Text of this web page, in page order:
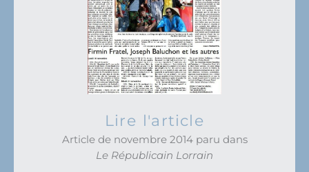
Lire l'article
Article de novembre 2014 paru dans
Le Républicain Lorrain